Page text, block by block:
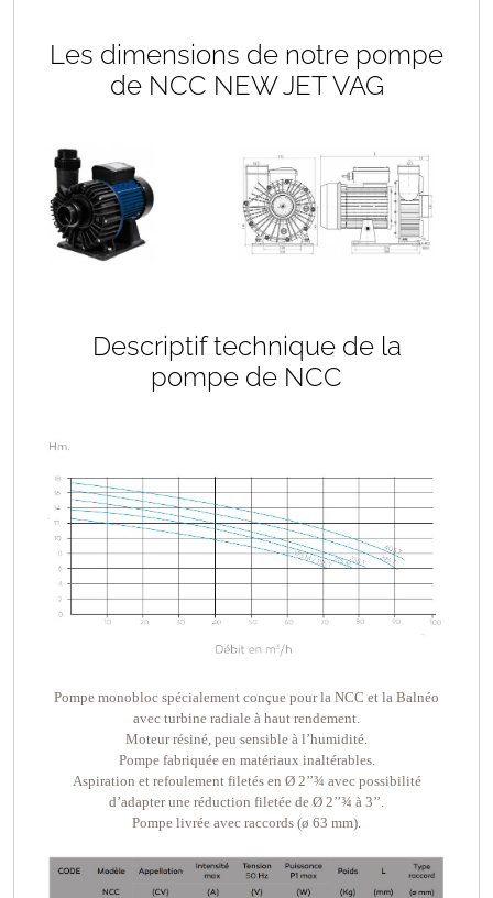
Les dimensions de notre pompe
de NCC NEW JET VAG
Descriptif technique de la
pompe de NCC
Pompe monobloc spécialement conçue pour la NCC et la Balnéo
avec turbine radiale à haut rendement.
Moteur résiné, peu sensible à l’humidité.
Pompe fabriquée en matériaux inaltérables.
Aspiration et refoulement filetés en Ø 2’’¾ avec possibilité
d’adapter une réduction filetée de Ø 2’’¾ à 3’’.
Pompe livrée avec raccords (ø 63 mm).